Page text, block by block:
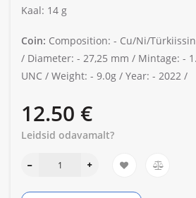
Kaal: 14 g
Coin: Composition: - Cu/Ni/
/ Diameter: - 27,25 mm / Mintage: -
UNC / Weight: - 9.0g / Year: - 2022 /
12.50 €
Leidsid odavamalt?